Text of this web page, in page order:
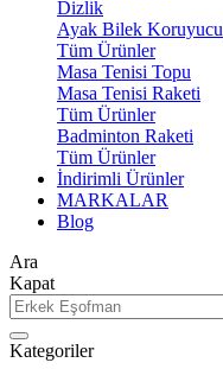
Dizlik
Ayak Bilek Koruyucu
Tüm Ürünler
Masa Tenisi Topu
Masa Tenisi Raketi
Tüm Ürünler
Badminton Raketi
Tüm Ürünler
İndirimli Ürünler
MARKALAR
Blog
Ara
Kapat
Kategoriler